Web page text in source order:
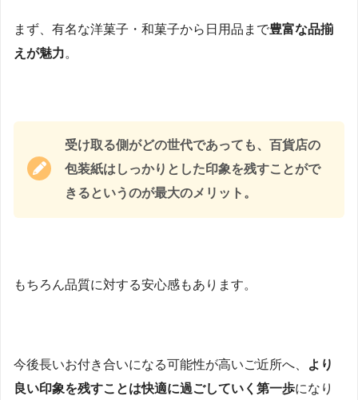
まず、有名な洋菓子・和菓子から日用品まで豊富な品揃
えが魅力。
受け取る側がどの世代であっても、 百貨店の
包装紙は しっかりとした印象を残すことがで
きるというのが最大のメリット。
もちろん品質に対する安心感もあります。
今後長いお付き合いになる可能性が高いご近所へ、
より
良い印象を残すことは快適に過ごしていく第一歩になり